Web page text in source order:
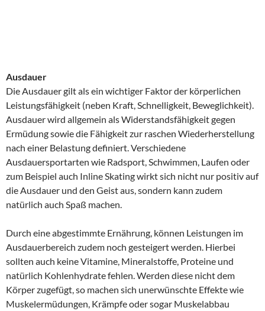
Ausdauer
Die Ausdauer gilt als ein wichtiger Faktor der körperlichen
Leistungsfähigkeit (neben Kraft, Schnelligkeit, Beweglichkeit).
Ausdauer wird allgemein als Widerstandsfähigkeit gegen
Ermüdung sowie die Fähigkeit zur raschen Wiederherstellung
nach einer Belastung definiert. Verschiedene
Ausdauersportarten wie Radsport, Schwimmen, Laufen oder
zum Beispiel auch Inline Skating wirkt sich nicht nur positiv auf
die Ausdauer und den Geist aus, sondern kann zudem
natürlich auch Spaß machen.
Durch eine abgestimmte Ernährung, können Leistungen im
Ausdauerbereich zudem noch gesteigert werden. Hierbei
sollten auch keine Vitamine, Mineralstoffe, Proteine und
natürlich Kohlenhydrate fehlen. Werden diese nicht dem
Körper zugefügt, so machen sich unerwünschte Effekte wie
Muskelermüdungen, Krämpfe oder sogar Muskelabbau